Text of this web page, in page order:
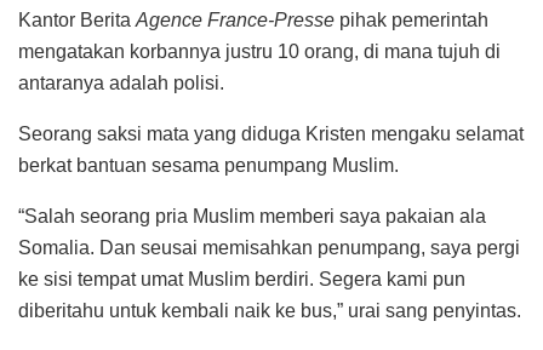
Kantor Berita Agence France-Presse pihak pemerintah
mengatakan korbannya justru 10 orang, di mana tujuh di
antaranya adalah polisi.
Seorang saksi mata yang diduga Kristen mengaku selamat
berkat bantuan sesama penumpang Muslim.
“Salah seorang pria Muslim memberi saya pakaian ala
Somalia. Dan seusai memisahkan penumpang, saya pergi
ke sisi tempat umat Muslim berdiri. Segera kami pun
diberitahu untuk kembali naik ke bus,” urai sang penyintas.